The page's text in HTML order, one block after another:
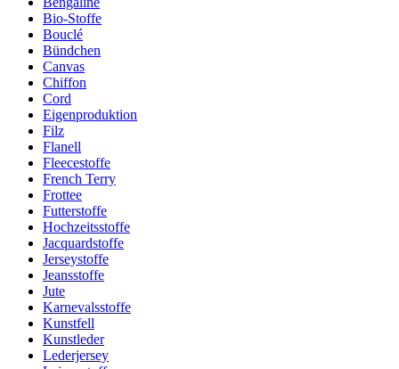
Bio-Stoffe
Bouclé
Bündchen
Canvas
Chiffon
Cord
Eigenproduktion
Filz
Flanell
Fleecestoffe
French Terry
Frottee
Futterstoffe
Hochzeitsstoffe
Jacquardstoffe
Jerseystoffe
Jeansstoffe
Jute
Karnevalsstoffe
Kunstfell
Kunstleder
Lederjersey